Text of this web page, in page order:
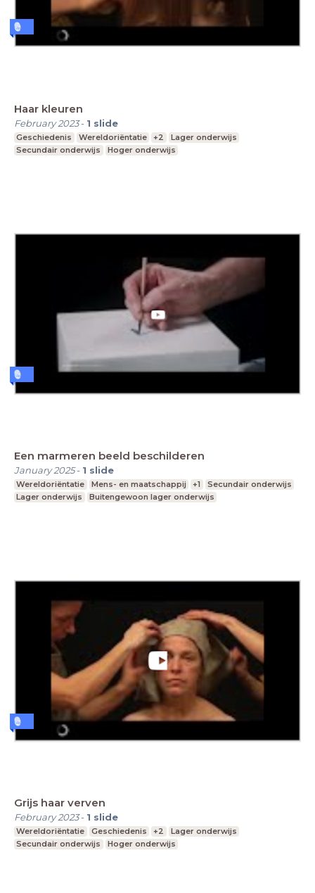
Haar kleuren
February 2023- 1 slide
Geschiedenis Wereldoriëntatie +2
Lager onderwijs
Secundair onderwijs
Hoger onderwijs
Een marmeren beeld beschilderen
January 2025- 1 slide
Wereldoriëntatie Mens- en maatschappij +1
Secundair onderwijs
Lager onderwijs
Buitengewoon lager onderwijs
Grijs haar verven
February 2023- 1 slide
Wereldoriëntatie Geschiedenis +2
Lager onderwijs
Secundair onderwijs
Hoger onderwijs